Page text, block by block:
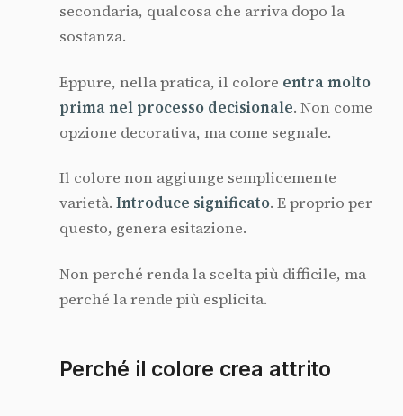
secondaria, qualcosa che arriva dopo la
sostanza.
Eppure, nella pratica, il colore entra molto
prima nel processo decisionale. Non come
opzione decorativa, ma come segnale.
Il colore non aggiunge semplicemente
varietà. Introduce significato. E proprio per
questo, genera esitazione.
Non perché renda la scelta più difficile, ma
perché la rende più esplicita.
Perché il colore crea attrito